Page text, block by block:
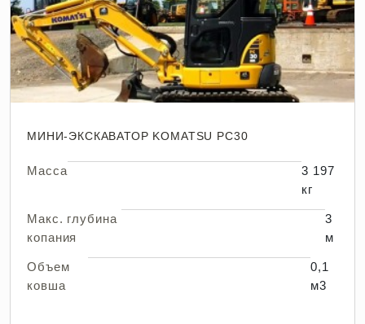
МИНИ-ЭКСКАВАТОР KOMATSU PC30
Масса
3 197
кг
Макс. глубина
копания
3
м
Объем
ковша
0,1
м3